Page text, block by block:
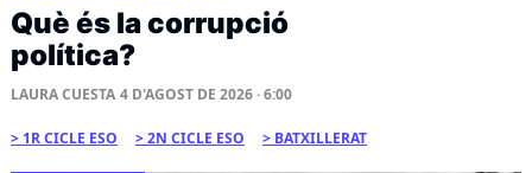
Què és la corrupció
política?
LAURA CUESTA 4 D'AGOST DE 2026 · 6:00
1R CICLE ESO 2N CICLE ESO BATXILLERAT